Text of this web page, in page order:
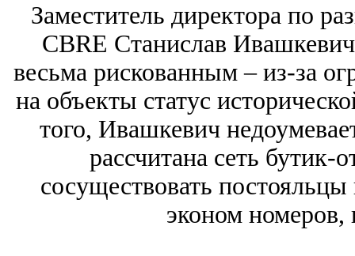
Заместитель директора по
CBRE Станислав
весьма рискованным – из-за
на объекты статус
того, Ивашкевич
рассчитана сеть бутик-
сосуществовать
эконом